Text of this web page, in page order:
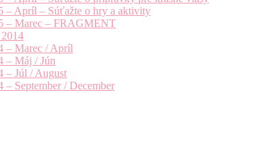
– Apríl – Súťažte o hry a aktivity
– Marec – FRAGMENT
– Marec / Apríl
– Máj / Jún
– Júl / August
– September / December